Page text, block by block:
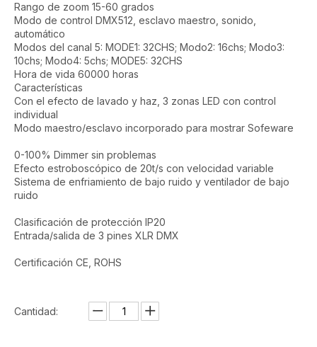
Rango de zoom 15-60 grados
Modo de control DMX512, esclavo maestro, sonido,
automático
Modos del canal 5: MODE1: 32CHS; Modo2: 16chs; Modo3:
10chs; Modo4: 5chs; MODE5: 32CHS
Hora de vida 60000 horas
Características
Con el efecto de lavado y haz, 3 zonas LED con control
individual
Modo maestro/esclavo incorporado para mostrar Sofeware
0-100% Dimmer sin problemas
Efecto estroboscópico de 20t/s con velocidad variable
Sistema de enfriamiento de bajo ruido y ventilador de bajo
ruido
Clasificación de protección IP20
Entrada/salida de 3 pines XLR DMX
Certificación CE, ROHS
Cantidad: